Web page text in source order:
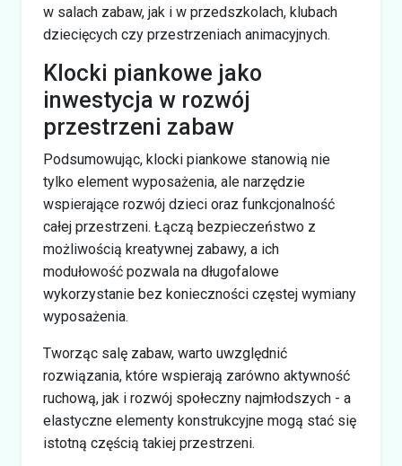
w salach zabaw, jak i w przedszkolach, klubach
dziecięcych czy przestrzeniach animacyjnych.
Klocki piankowe jako
inwestycja w rozwój
przestrzeni zabaw
Podsumowując, klocki piankowe stanowią nie
tylko element wyposażenia, ale narzędzie
wspierające rozwój dzieci oraz funkcjonalność
całej przestrzeni. Łączą bezpieczeństwo z
możliwością kreatywnej zabawy, a ich
modułowość pozwala na długofalowe
wykorzystanie bez konieczności częstej wymiany
wyposażenia.
Tworząc salę zabaw, warto uwzględnić
rozwiązania, które wspierają zarówno aktywność
ruchową, jak i rozwój społeczny najmłodszych - a
elastyczne elementy konstrukcyjne mogą stać się
istotną częścią takiej przestrzeni.